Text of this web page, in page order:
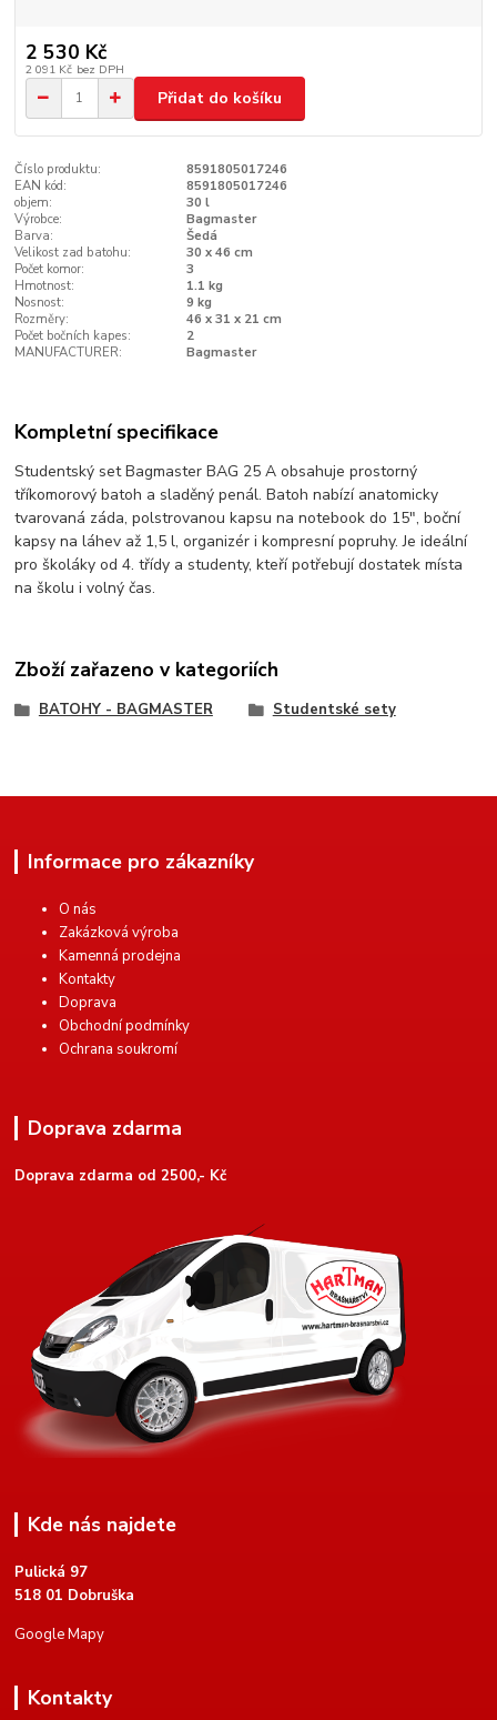
2 530 Kč
2 091 Kč bez DPH
Přidat do košíku
Číslo produktu:
8591805017246
EAN kód:
8591805017246
objem:
30 l
Výrobce:
Bagmaster
Barva:
Šedá
Velikost zad batohu:
30 x 46 cm
Počet komor:
3
Hmotnost:
1.1 kg
Nosnost:
9 kg
Rozměry:
46 x 31 x 21 cm
Počet bočních kapes:
2
MANUFACTURER:
Bagmaster
Kompletní specifikace
Studentský set Bagmaster BAG 25 A obsahuje prostorný
tříkomorový batoh a sladěný penál. Batoh nabízí anatomicky
tvarovaná záda, polstrovanou kapsu na notebook do 15", boční
kapsy na láhev až 1,5 l, organizér i kompresní popruhy. Je ideální
pro školáky od 4. třídy a studenty, kteří potřebují dostatek místa
na školu i volný čas.
Zboží zařazeno v kategoriích
BATOHY - BAGMASTER Studentské sety
Informace pro zákazníky
O nás
Zakázková výroba
Kamenná prodejna
Kontakty
Doprava
Obchodní podmínky
Ochrana soukromí
Doprava zdarma
Doprava zdarma od 2500,- Kč
Kde nás najdete
Pulická 97
518 01 Dobruška
Google Mapy
Kontakty